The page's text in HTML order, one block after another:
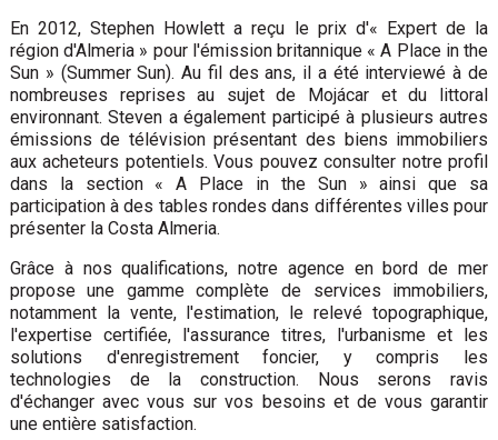
En 2012, Stephen Howlett a reçu le prix d'« Expert de la
région d'Almeria » pour l'émission britannique « A Place in the
Sun » (Summer Sun). Au fil des ans, il a été interviewé à de
nombreuses reprises au sujet de Mojácar et du littoral
environnant. Steven a également participé à plusieurs autres
émissions de télévision présentant des biens immobiliers
aux acheteurs potentiels. Vous pouvez consulter notre profil
dans la section « A Place in the Sun » ainsi que sa
participation à des tables rondes dans différentes villes pour
présenter la Costa Almeria.
Grâce à nos qualifications, notre agence en bord de mer
propose une gamme complète de services immobiliers,
notamment la vente, l'estimation, le relevé topographique,
l'expertise certifiée, l'assurance titres, l'urbanisme et les
solutions d'enregistrement foncier, y compris les
technologies de la construction. Nous serons ravis
d'échanger avec vous sur vos besoins et de vous garantir
une entière satisfaction.